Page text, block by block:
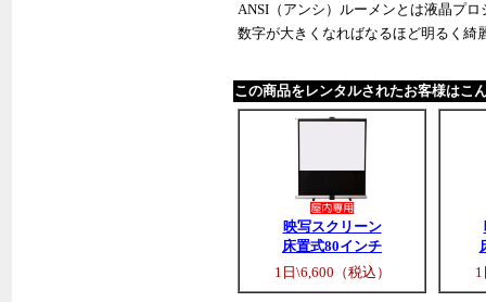
ANSI（アンシ）ルーメンとは液晶プ
数字が大きくなればなるほど明るく綺
この商品をレンタルされたお客様はこ
映写スクリーン
床置式80インチ
1日\6,600（税込）